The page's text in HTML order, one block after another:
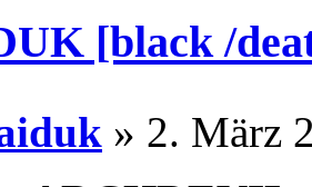
[black /
» 2. März